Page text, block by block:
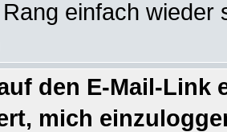
einfach wieder
den E-Mail-Link
mich